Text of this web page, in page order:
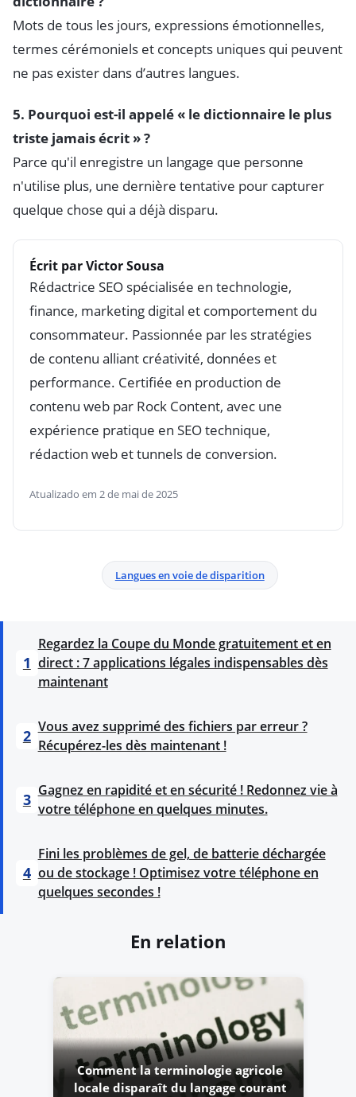
Mots de tous les jours, expressions émotionnelles,
termes cérémoniels et concepts uniques qui peuvent
ne pas exister dans d’autres langues.
5. Pourquoi est-il appelé « le dictionnaire le plus
triste jamais écrit » ?
Parce qu'il enregistre un langage que personne
n'utilise plus, une dernière tentative pour capturer
quelque chose qui a déjà disparu.
Écrit par Victor Sousa
Rédactrice SEO spécialisée en technologie,
finance, marketing digital et comportement du
consommateur. Passionnée par les stratégies
de contenu alliant créativité, données et
performance. Certifiée en production de
contenu web par Rock Content, avec une
expérience pratique en SEO technique,
rédaction web et tunnels de conversion.
Atualizado em 2 de mai de 2025
Langues en voie de disparition
1
Regardez la Coupe du Monde gratuitement et en
direct : 7 applications légales indispensables dès
maintenant
2 Vous avez supprimé des fichiers par erreur ?
Récupérez-les dès maintenant !
3 Gagnez en rapidité et en sécurité ! Redonnez vie à
votre téléphone en quelques minutes.
4
Fini les problèmes de gel, de batterie déchargée
ou de stockage ! Optimisez votre téléphone en
quelques secondes !
En relation
Comment la terminologie agricole
locale disparaît du langage courant